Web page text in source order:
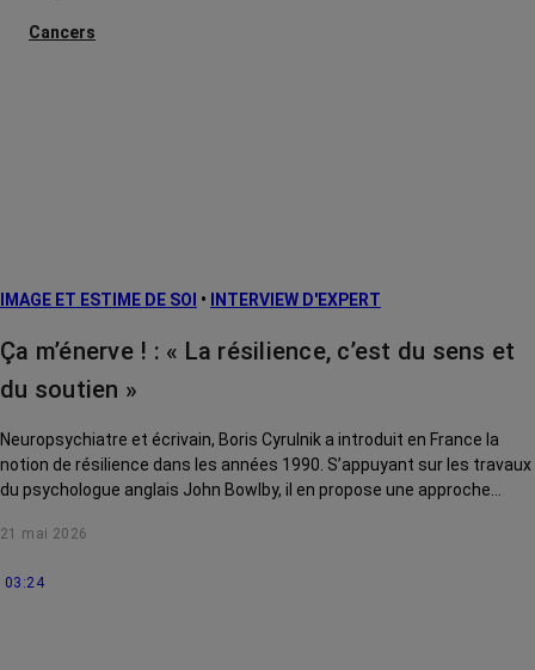
Cancers
Traitements
La vie autour
IMAGE ET ESTIME DE SOI • INTERVIEW D'EXPERT
Ça m’énerve ! : « La résilience, c’est du sens et
du soutien »
Neuropsychiatre et écrivain, Boris Cyrulnik a introduit en France la
notion de résilience dans les années 1990. S’appuyant sur les travaux
du psychologue anglais John Bowlby, il en propose une approche
psychologiques, sociales et culturelles.
21 mai 2026
03:24